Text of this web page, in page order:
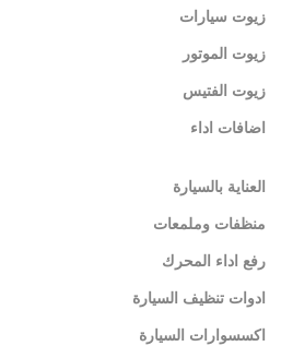
زيوت سيارات
زيوت الموتور
زيوت الفتيس
اضافات اداء
العناية بالسيارة
منظفات وملمعات
رفع اداء المحرك
ادوات تنظيف السيارة
اكسسوارات السيارة